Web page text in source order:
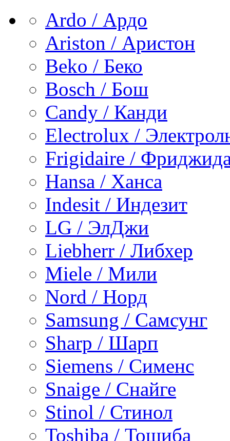
Ardo / Ардо
Ariston / Аристон
Beko / Беко
Bosch / Бош
Candy / Канди
Electrolux /
Frigidaire /
Hansa / Ханса
Indesit / Индезит
LG / ЭлДжи
Liebherr / Либхер
Miele / Мили
Nord / Норд
Samsung / Самсунг
Sharp / Шарп
Siemens / Сименс
Snaige / Снайге
Stinol / Стинол
Toshiba / Тошиба